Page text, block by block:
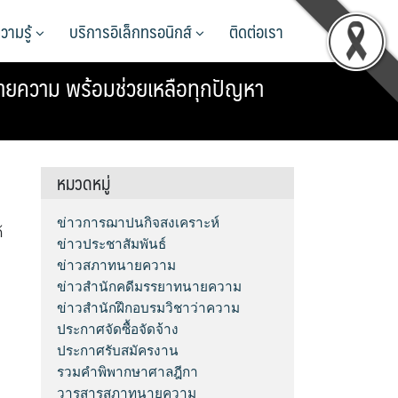
ามรู้ บริการอิเล็กทรอนิกส์ ติดต่อเรา
ยความ พร้อมช่วยเหลือทุกปัญหา
หมวดหมู่
ข่าวการฌาปนกิจสงเคราะห์
ข่าวประชาสัมพันธ์
ข่าวสภาทนายความ
ข่าวสำนักคดีมรรยาทนายความ
ข่าวสำนักฝึกอบรมวิชาว่าความ
ประกาศจัดซื้อจัดจ้าง
ประกาศรับสมัครงาน
รวมคำพิพากษาศาลฎีกา
วารสารสภาทนายความ